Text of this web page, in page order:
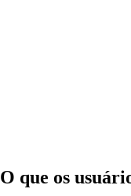
O que os